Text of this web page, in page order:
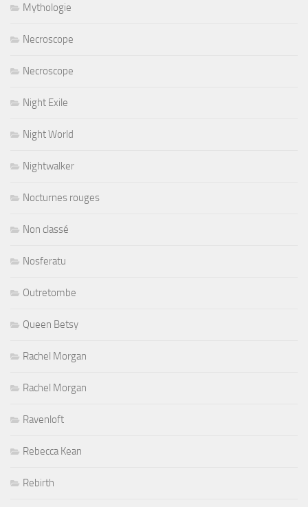
Mythologie
Necroscope
Necroscope
Night Exile
Night World
Nightwalker
Nocturnes rouges
Non classé
Nosferatu
Outretombe
Queen Betsy
Rachel Morgan
Rachel Morgan
Ravenloft
Rebecca Kean
Rebirth